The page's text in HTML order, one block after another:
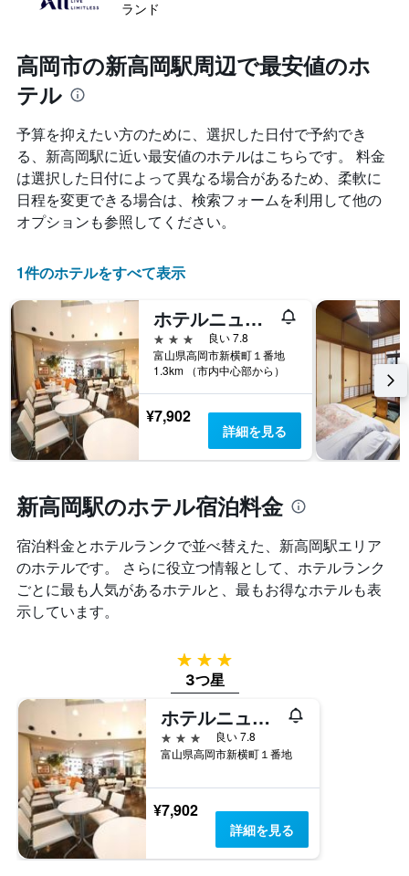
ランド
高岡市の新高岡駅周辺で最安値のホ
テル
予算を抑えたい方のために、選択した日付で予約でき
る、新高岡駅に近い最安値のホテルはこちらです。 料金
は選択した日付によって異なる場合があるため、柔軟に
日程を変更できる場合は、検索フォームを利用して他の
オプションも参照してください。
1件のホテルをすべて表示
ホテルニューオータニ高岡
3つ星
良い 7.8
富山県高岡市新横町１番地
1.3km （市内中心部から）
¥7,902
詳細を見る
新高岡駅のホテル宿泊料金
宿泊料金とホテルランクで並べ替えた、新高岡駅エリア
のホテルです。 さらに役立つ情報として、ホテルランク
ごとに最も人気があるホテルと、最もお得なホテルも表
示しています。
3つ星
3つ星
ホテルニューオータニ高岡
3つ星
良い 7.8
富山県高岡市新横町１番地
¥7,902
詳細を見る